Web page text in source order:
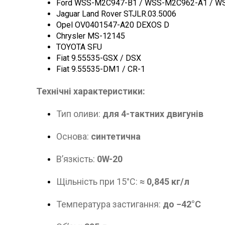
Ford WSS-M2C947-B1 / WSS-M2C962-A1 /
Jaguar Land Rover STJLR.03.5006
Opel OV0401547-A20 DEXOS D
Chrysler MS-12145
TOYOTA SFU
Fiat 9.55535-GSX / DSX
Fiat 9.55535-DM1 / CR-1
Технічні характеристики:
Тип оливи: для 4-тактних двигунів
Основа: синтетична
В’язкість: 0W-20
Щільність при 15°C: ≈ 0,845 кг/л
Температура застигання: до −42°C